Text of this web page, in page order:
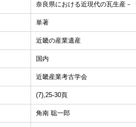
奈良県における近現代の瓦生産－
単著
近畿の産業遺産
国内
近畿産業考古学会
(7),25-30頁
角南 聡一郎